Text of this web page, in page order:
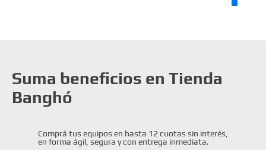
Ver más >
Suma beneficios en Tienda
Banghó
Comprá tus equipos en hasta 12 cuotas sin interés,
en forma ágil, segura y con entrega inmediata.